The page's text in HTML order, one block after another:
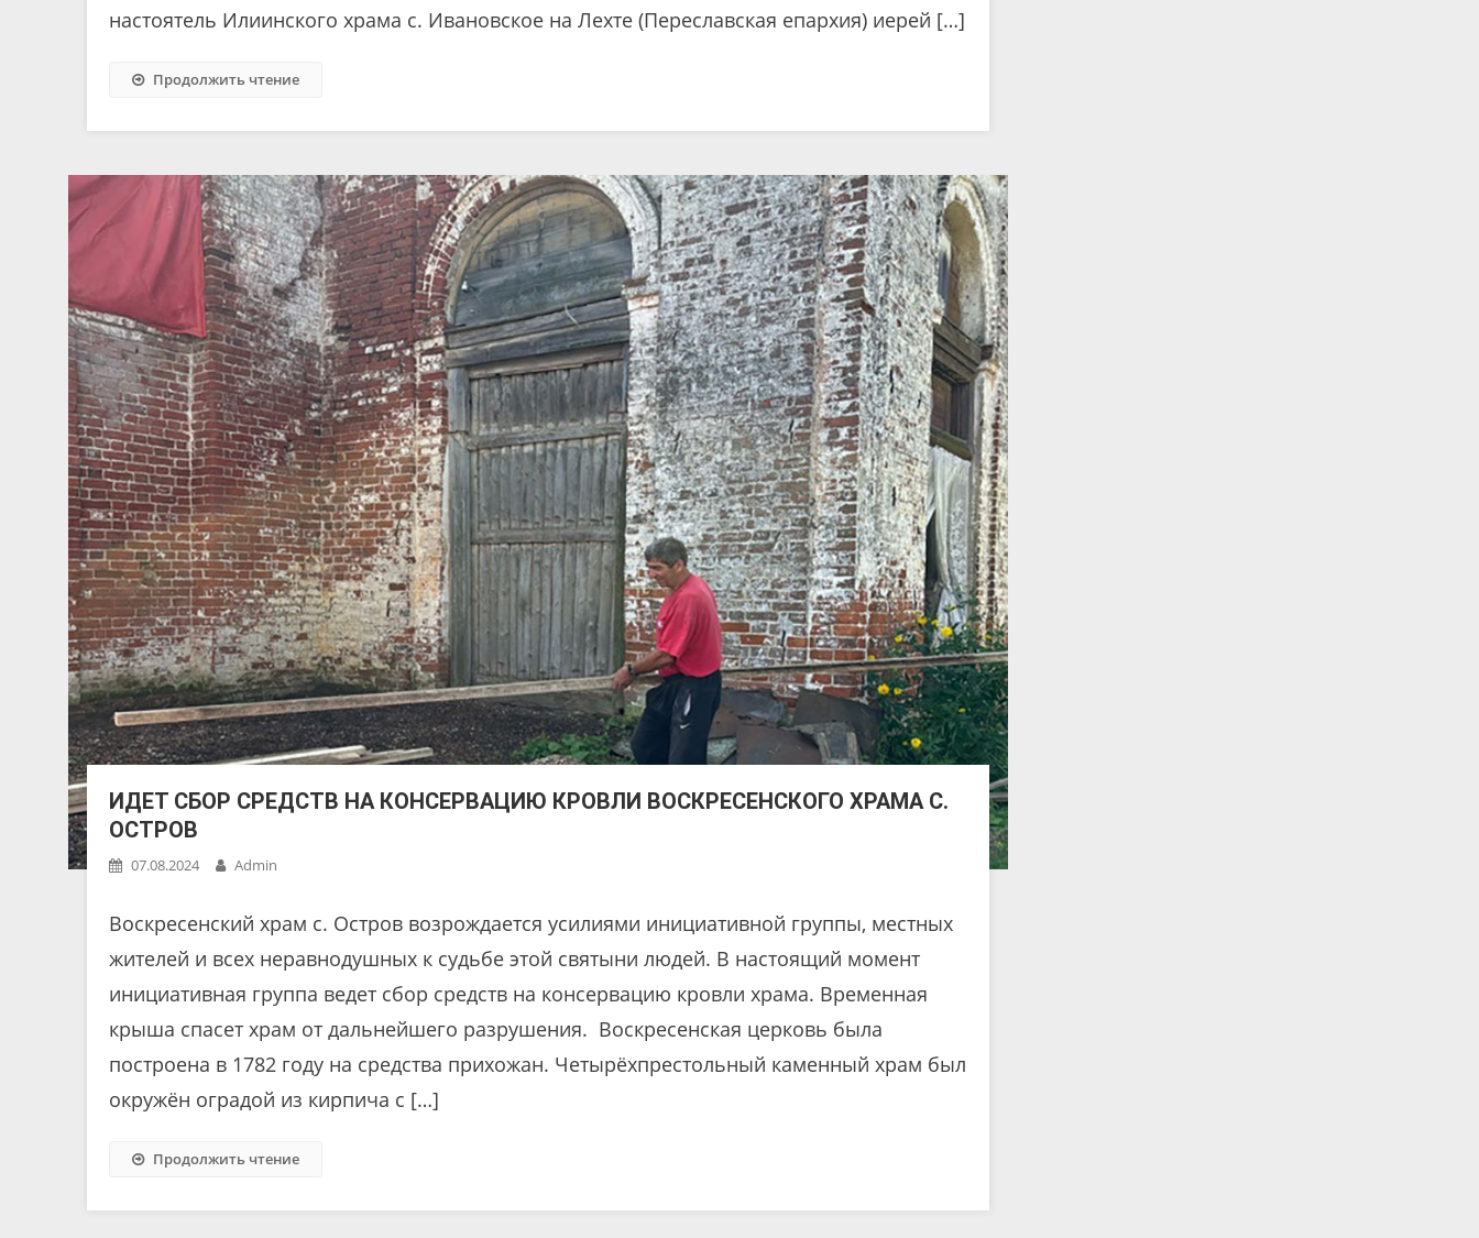
настоятель Илиинского храма с. Ивановское на Лехте (Переславская епархия) иерей […]
Продолжить чтение
ИДЕТ СБОР СРЕДСТВ НА КОНСЕРВАЦИЮ КРОВЛИ ВОСКРЕСЕНСКОГО ХРАМА С.
ОСТРОВ
07.08.2024 Admin
Воскресенский храм с. Остров возрождается усилиями инициативной группы, местных
жителей и всех неравнодушных к судьбе этой святыни людей. В настоящий момент
инициативная группа ведет сбор средств на консервацию кровли храма. Временная
крыша спасет храм от дальнейшего разрушения. Воскресенская церковь была
построена в 1782 году на средства прихожан. Четырёхпрестольный каменный храм был
окружён оградой из кирпича с […]
Продолжить чтение